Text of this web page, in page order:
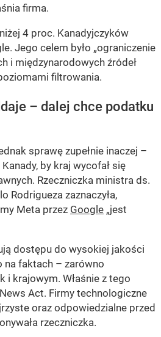
firma.
4 proc. Kanadyjczyków
Jego celem było „ograniczenie
i międzynarodowych źródeł
filtrowania.
– dalej chce podatku
sprawę zupełnie inaczej –
by kraj wycofał się
Rzeczniczka ministra ds.
Rodrigueza zaznaczyła,
Meta przez Google „jest
dostępu do wysokiej jakości
faktach – zarówno
i krajowym. Właśnie z tego
Act. Firmy technologiczne
oraz odpowiedzialne przed
rzeczniczka.